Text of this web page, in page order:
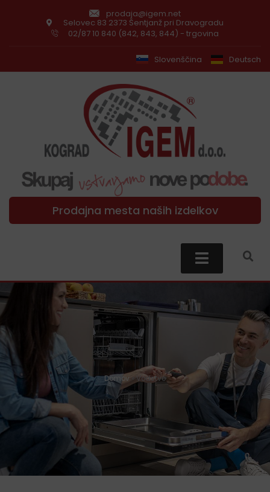
prodaja@igem.net
Selovec 83 2373 Šentjanž pri Dravogradu
02/87 10 840 (842, 843, 844) - trgovina
Slovenščina Deutsch
Prodajna mesta naših izdelkov
Domov»Vodstvo